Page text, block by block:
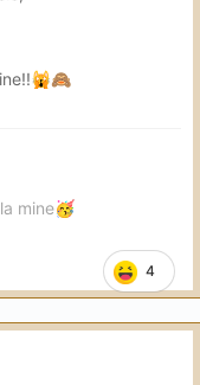
gândeam amândoi
cu ea ajungând
inevitabil
lei
🙀🙈
4
mine🥳